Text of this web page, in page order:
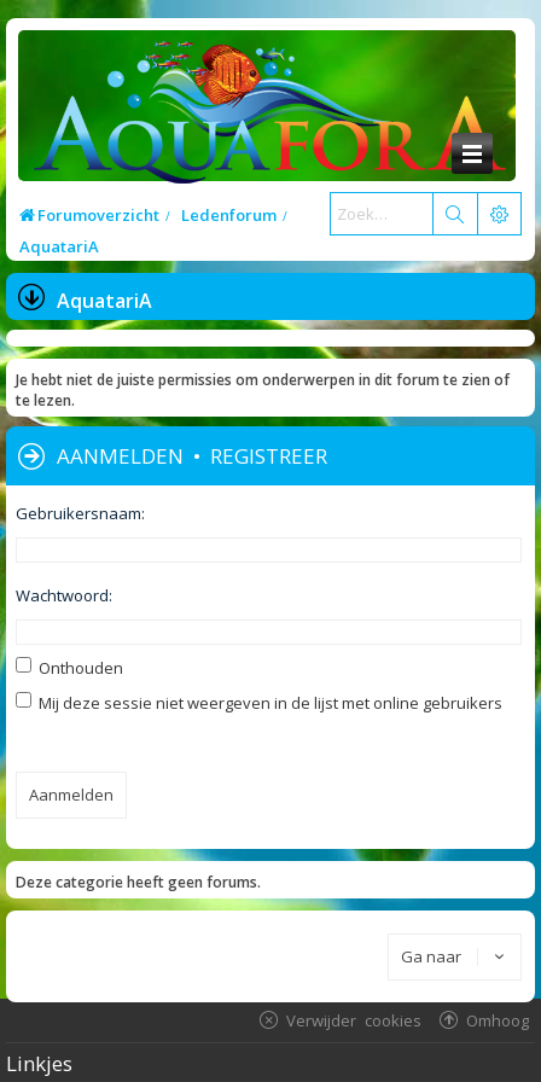
Forumoverzicht
Ledenforum
AquatariA
AquatariA
Je hebt niet de juiste permissies om onderwerpen in dit forum te zien of
te lezen.
AANMELDEN • REGISTREER
Gebruikersnaam:
Wachtwoord:
Onthouden
Mij deze sessie niet weergeven in de lijst met online gebruikers
Deze categorie heeft geen forums.
Ga naar
Omhoog
Verwijder cookies
Linkjes